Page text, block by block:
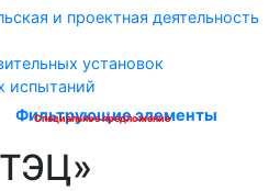
и проектная деятельность
установок
испытаний
Фильтрующие элементы
Специальное предложение